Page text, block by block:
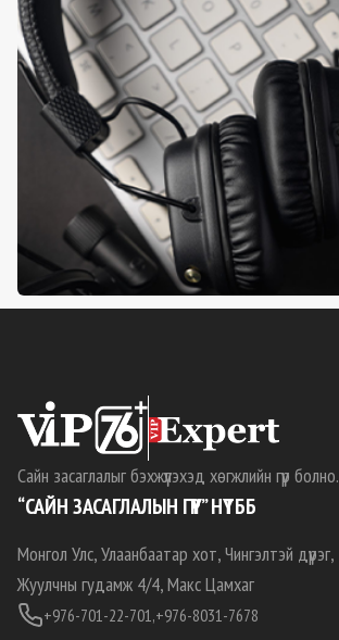
Сайн засаглалыг бэхжүүлэхэд хөгжлийн гүүр болно.
“САЙН ЗАСАГЛАЛЫН ГҮҮР” НҮТББ
Монгол Улс, Улаанбаатар хот, Чингэлтэй дүүрэг,
Жуулчны гудамж 4/4, Макс Цамхаг
+976-701-22-701,+976-8031-7678